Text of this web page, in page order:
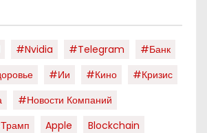
#nvidia #telegram
#банк
#ии #кино
#кризис
#новости Компаний
Apple
Blockchain